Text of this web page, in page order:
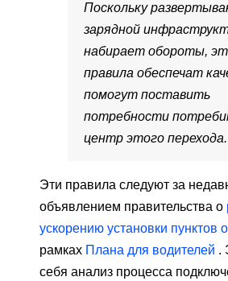
Поскольку
зарядной
набирает обороты,
правила обеспечат
помогут поставить
потребности
центр этого перехода.
Эти правила следуют за
объявлением правительства о
ускорению установки пунктов
рамках Плана для водителей .
себя анализ процесса